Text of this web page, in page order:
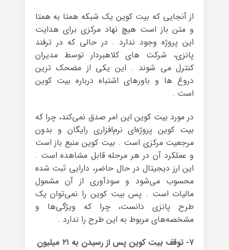
از آنجایی که بیت کوین یک شبکه همتا به همتا
و متن باز است هیچ نهاد مرکزی برای هدایت
این پروژه وجود ندارد . در حالی که در ترفند
پانزی، شرکت های کلاهبردار توسط مدیران
کنترل می شوند . این یکی از مضحک ترین
دروغ ها و باورهای اشتباه درباره بیت کوین
است .
در مورد بیت کوین این امر صدق نمی‌کند، چرا که
بیت کوین پروژه‌ای نرم‌افزاری رایگان و بدون
مرجعیت مرکزی است . بیت کوین منبع باز است
و عملکرد آن در هر مرحله قابل مشاهده است .
این ارز دیجیتال در حال حاضر، دارایی‌ ثبت شده
محسوب می‌شود و سودآوری از آن مشمول
مالیات است . پس بیت کوین را نمی‌توان یک
طرح پانزی دانست، چرا که ویژگی‌ها و
مشخصه‌های مربوط به این طرح را ندارد .
۷- توقف بیت کوین پس از رسیدن به ۲۱ میلیون